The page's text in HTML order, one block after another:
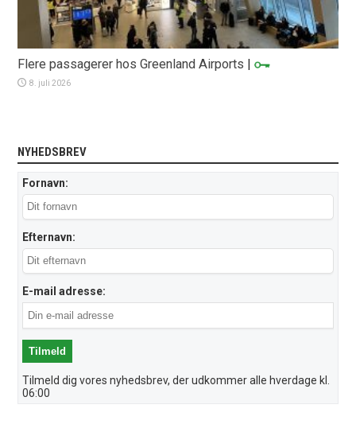
Flere passagerer hos Greenland Airports |
8. juli 2026
NYHEDSBREV
Fornavn:
Efternavn:
E-mail adresse:
Tilmeld dig vores nyhedsbrev, der udkommer alle hverdage kl.
06:00